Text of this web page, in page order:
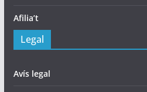
Afilia’t
Legal
Avís legal